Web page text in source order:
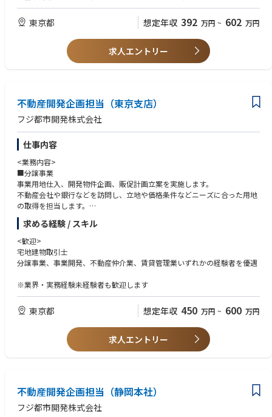
・「仕入れ」未経験でも、業界経験を活かしてキャリアの幅を広げられる
・営業から一歩進んだ、街づくりの“起点”となる仕事に携われる
・仕入れ～販売まで一気通貫で関われるため、成果が目に見える
・社内外の関係者と協働し、スケールの大きな案件に携われる
・ホテル現場との調整
・予約管理および受入準備
・当日のフォロー対応
■営業企画・販促業務
東京都 想定年収 392 万円 ~ 602 万円
求人エントリー
不動産開発企画担当（東京支店）
フジ都市開発株式会社
仕事内容
<業務内容>
■分譲事業
事業用地仕入、開発物件企画、販促計画立案を実施します。
不動産会社や銀行などを訪問し、立地や価格条件などニーズに合った用地
の取得を担当します。
土地を選定後、物件のコンセプトを策定。各部門と連携し、木内建設株式
会社をはじめとするゼネコンや設計会社、広告会社などの協力会社を牽引
し、プロジェクト完了まで導きます。
物件のコンセプトワーク、広告やパンフレットの制作打合わせなど販売促
進計画の立案も担当します。
■事業開発
でも多いのが、地主様への土地活用の提案。新規に賃貸マンションを建て
るとなると取引額も当然大きくなります。土地の有効活用を行う上でのお
客様の不安を一つひとつ解決していくことが大切です。
また、当社が取得した事業用地の魅力や価値を最大限に引き出すことがで
きる新しい街づくりプランを立案し、複合施設や工場、店舗、オフィスな
土地や物件の売買を仲介し土地や建物を売りたい、買いたいというお客様
をマッチングさせ、取引をまとめる仕事です。
求める経験 / スキル
<歓迎>
宅地建物取引士
分譲事業、事業開発、不動産仲介業、賃貸管理業いずれかの経験者を優遇
※業界・実務経験未経験者も歓迎します
東京都 想定年収 450 万円 ~ 600 万円
求人エントリー
不動産開発企画担当（静岡本社）
フジ都市開発株式会社